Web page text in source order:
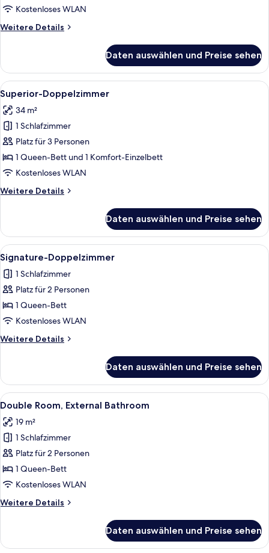
Kostenloses WLAN
Weitere Details
Weitere
Doppelzimmer
Daten auswählen und Preise sehen
Alle
Fotos
für
Superior-
Doppelzimmer
anzeigen
Superior-Doppelzimmer |
12
Superior-Doppelzimmer
34 m²
1 Schlafzimmer
Platz für 3 Personen
1 Queen-Bett und 1 Komfort-Einzelbett
Kostenloses WLAN
Weitere Details
Weitere
Doppelzimmer
Daten auswählen und Preise sehen
Alle
Fotos
für
Signature-
Doppelzimmer
anzeigen
Signature-Doppelzimmer |
10
Signature-Doppelzimmer
1 Schlafzimmer
Platz für 2 Personen
1 Queen-Bett
Kostenloses WLAN
Weitere Details
Weitere
Doppelzimmer
Daten auswählen und Preise sehen
Alle
Fotos
für
Double
Room,
External
Bathroom
Double Room, External Bathroom |
10
Double Room, External Bathroom
19 m²
1 Schlafzimmer
Platz für 2 Personen
1 Queen-Bett
Kostenloses WLAN
Weitere Details
Weitere
Room,
Daten auswählen und Preise sehen